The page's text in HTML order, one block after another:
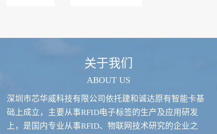
关于我们
ABOUT US
深圳市芯华威科技有限公司依托建和诚达原有智能卡基
础上成立，主要从事RFID电子标签的生产及应用研发
上，是国内专业从事RFID、物联网技术研究的企业之